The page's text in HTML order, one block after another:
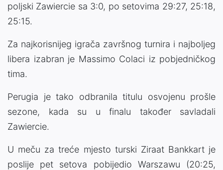
poljski Zawiercie sa 3:0, po setovima 29:27, 25:18,
25:15.
Za najkorisnijeg igrača završnog turnira i najboljeg
libera izabran je Massimo Colaci iz pobjedničkog
tima.
Perugia je tako odbranila titulu osvojenu prošle
sezone, kada su u finalu također savladali
Zawiercie.
U meču za treće mjesto turski Ziraat Bankkart je
poslije pet setova pobijedio Warszawu (20:25,